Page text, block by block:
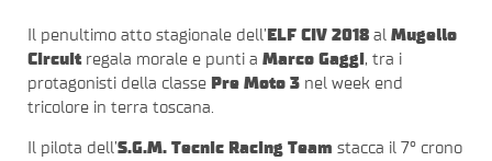
Il penultimo atto stagionale dell’ ELF CIV 2018 al Mugello
Circuitregala morale e punti a Marco Gaggi , tra i
protagonisti della classe Pre Moto 3 nel week end
tricolore in terra toscana.
Il pilota dell’S.G.M. Tecnic Racing Team stacca il 7° crono